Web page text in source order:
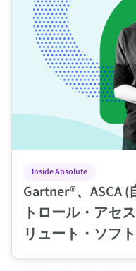
Inside Absolute
Gartner®、ASCA
トロール・アセ
リュート・ソフ